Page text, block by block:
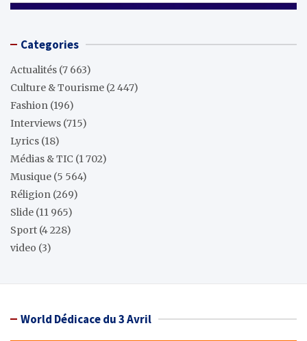
Categories
Actualités (7 663)
Culture & Tourisme (2 447)
Fashion (196)
Interviews (715)
Lyrics (18)
Médias & TIC (1 702)
Musique (5 564)
Réligion (269)
Slide (11 965)
Sport (4 228)
video (3)
World Dédicace du 3 Avril